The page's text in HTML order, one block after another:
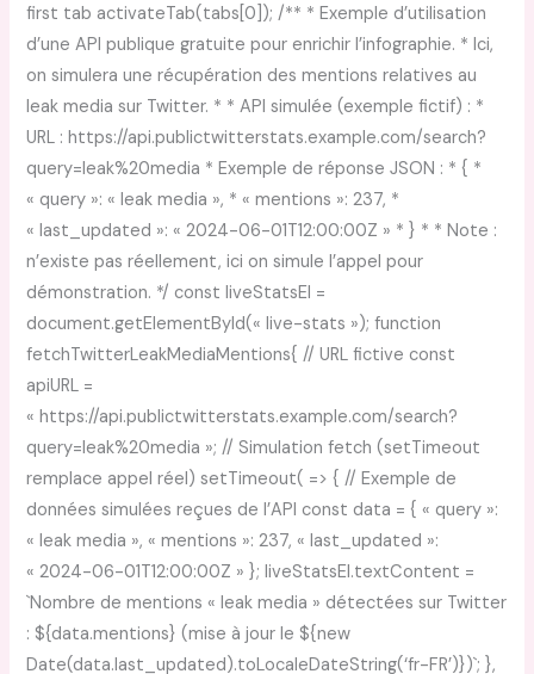
first tab activateTab(tabs[0]); /** * Exemple d’utilisation
d’une API publique gratuite pour enrichir l’infographie. * Ici,
on simulera une récupération des mentions relatives au
leak media sur Twitter. * * API simulée (exemple fictif) : *
URL : https://api.publictwitterstats.example.com/search?
query=leak%20media * Exemple de réponse JSON : * { *
« query »: « leak media », * « mentions »: 237, *
« last_updated »: « 2024-06-01T12:00:00Z » * } * * Note :
n’existe pas réellement, ici on simule l’appel pour
démonstration. */ const liveStatsEl =
document.getElementById(« live-stats »); function
fetchTwitterLeakMediaMentions{ // URL fictive const
apiURL =
« https://api.publictwitterstats.example.com/search?
query=leak%20media »; // Simulation fetch (setTimeout
remplace appel réel) setTimeout( => { // Exemple de
données simulées reçues de l’API const data = { « query »:
« leak media », « mentions »: 237, « last_updated »:
« 2024-06-01T12:00:00Z » }; liveStatsEl.textContent =
`Nombre de mentions « leak media » détectées sur Twitter
: ${data.mentions} (mise à jour le ${new
Date(data.last_updated).toLocaleDateString(‘fr-FR’)})`; },